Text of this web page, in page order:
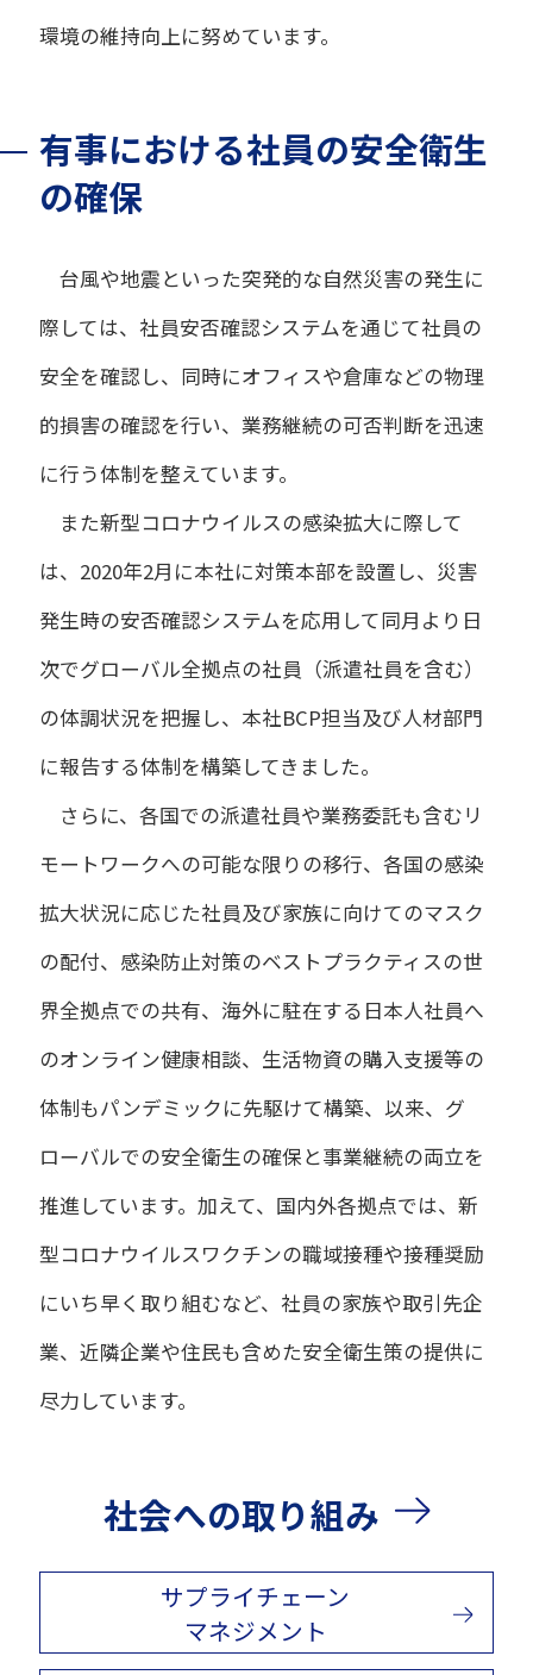
環境の維持向上に努めています。
有事における社員の安全衛生
の確保
台風や地震といった突発的な自然災害の発生に
際しては、社員安否確認システムを通じて社員の
安全を確認し、同時にオフィスや倉庫などの物理
的損害の確認を行い、業務継続の可否判断を迅速
に行う体制を整えています。
また新型コロナウイルスの感染拡大に際して
は、2020年2月に本社に対策本部を設置し、災害
発生時の安否確認システムを応用して同月より日
次でグローバル全拠点の社員（派遣社員を含む）
の体調状況を把握し、本社BCP担当及び人材部門
に報告する体制を構築してきました。
さらに、各国での派遣社員や業務委託も含むリ
モートワークへの可能な限りの移行、各国の感染
拡大状況に応じた社員及び家族に向けてのマスク
の配付、感染防止対策のベストプラクティスの世
界全拠点での共有、海外に駐在する日本人社員へ
のオンライン健康相談、生活物資の購入支援等の
体制もパンデミックに先駆けて構築、以来、グ
ローバルでの安全衛生の確保と事業継続の両立を
推進しています。加えて、国内外各拠点では、新
型コロナウイルスワクチンの職域接種や接種奨励
にいち早く取り組むなど、社員の家族や取引先企
業、近隣企業や住民も含めた安全衛生策の提供に
尽力しています。
社会への取り組み
サプライチェーン
マネジメント